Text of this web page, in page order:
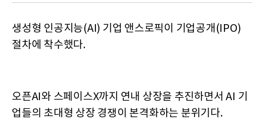
생성형 인공지능(AI) 기업 앤스로픽이 기업공개(IPO)
절차에 착수했다.
오픈AI와 스페이스X까지 연내 상장을 추진하면서 AI 기
업들의 초대형 상장 경쟁이 본격화하는 분위기다.